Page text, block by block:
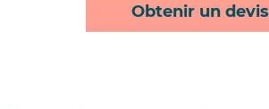
Obtenir un devis